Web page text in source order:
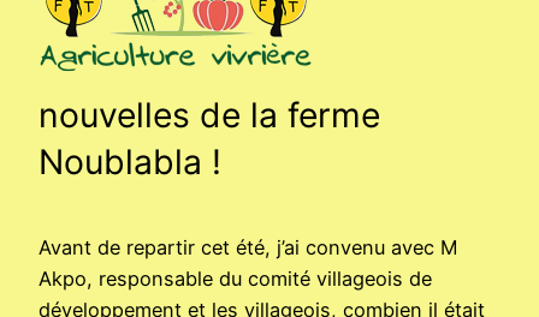
nouvelles de la ferme
Noublabla !
Avant de repartir cet été, j’ai convenu avec M
Akpo, responsable du comité villageois de
développement et les villageois, combien il était